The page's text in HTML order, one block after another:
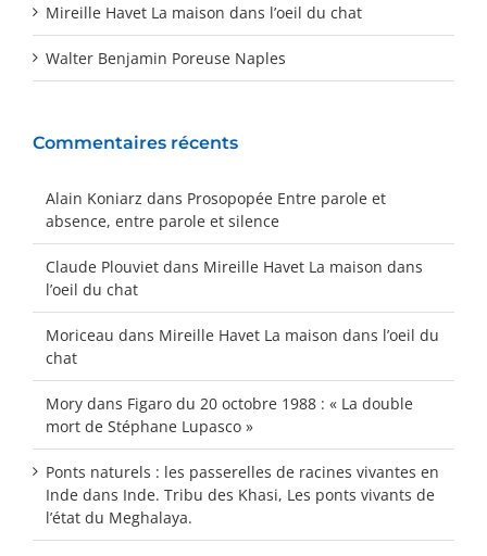
Mireille Havet La maison dans l’oeil du chat
Walter Benjamin Poreuse Naples
Commentaires récents
Alain Koniarz dans Prosopopée Entre parole et
absence, entre parole et silence
Claude Plouviet dans Mireille Havet La maison dans
l’oeil du chat
Moriceau dans Mireille Havet La maison dans l’oeil du
chat
Mory dans Figaro du 20 octobre 1988 : « La double
mort de Stéphane Lupasco »
Ponts naturels : les passerelles de racines vivantes en
Inde dans Inde. Tribu des Khasi, Les ponts vivants de
l’état du Meghalaya.